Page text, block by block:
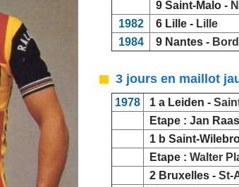
9 Saint-Malo -
1982
6 Lille - Lille
1984
9 Nantes -
3 jours en maillot
1978 1 a Leiden -
Etape : Jan Raas
1 b Saint-
Etape : Walter
2 Bruxelles - St-